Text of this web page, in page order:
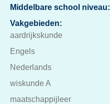
Middelbare school niveau:
Vakgebieden:
aardrijkskunde
Engels
Nederlands
wiskunde A
maatschappijleer